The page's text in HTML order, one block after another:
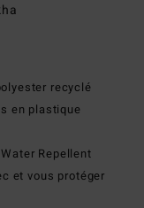
recyclé
en plastique
Repellent
et vous protéger